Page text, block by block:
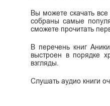
Вы можете скачать
собраны самые
сможете прочитать
В перечень книг
выстроен в порядке
взгляды.
Слушать аудио книги